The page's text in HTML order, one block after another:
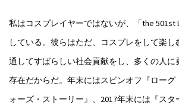
私はコスプレイヤーではないが、「the 501st
している。彼らはただ、コスプレをして楽し
通してすばらしい社会貢献をし、多くの人に
存在だからだ。年末にはスピンオフ『ローグ
ォーズ・ストーリー』、2017年末には『スタ